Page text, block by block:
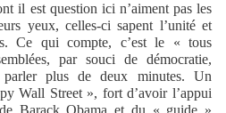
il est question ici n’aiment pas les
yeux, celles-ci sapent l’unité et
Ce qui compte, c’est le « tous
par souci de démocratie,
plus de deux minutes. Un
Wall Street », fort d’avoir l’appui